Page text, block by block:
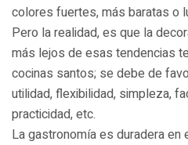
colores fuertes, más baratas o
Pero la realidad, es que la
más lejos de esas tendencias
cocinas santos; se debe de
utilidad, flexibilidad, simpleza,
practicidad, etc.
La gastronomía es duradera